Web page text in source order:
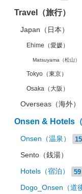
Travel（旅行）
Japan（日本）
Ehime（愛媛）
Matsuyama（松山）
Tokyo（東京）
Osaka（大阪）
Overseas（海外）
Onsen & Hotels（
Onsen（温泉） 15
Sento（銭湯）
Hotels（宿泊） 59
Dogo_Onsen（道